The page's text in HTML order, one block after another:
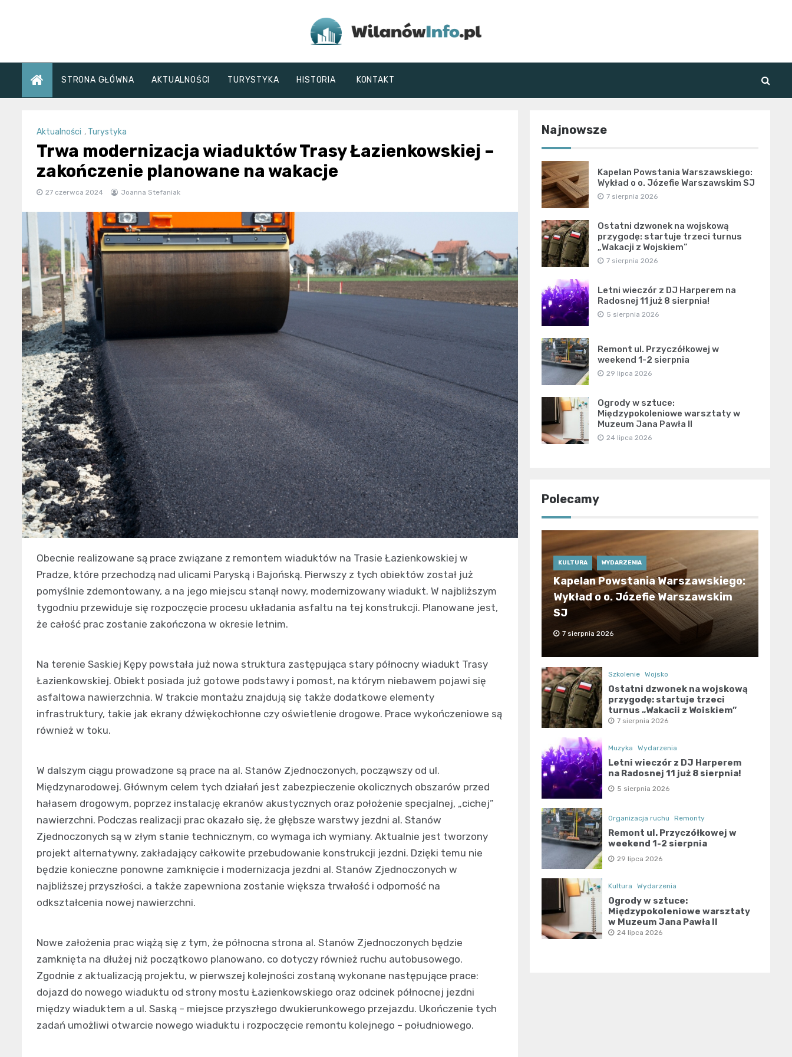
WilanówInfo.pl
STRONA GŁÓWNA AKTUALNOŚCI TURYSTYKA HISTORIA KONTAKT
Aktualności , Turystyka
Trwa modernizacja wiaduktów Trasy Łazienkowskiej –
zakończenie planowane na wakacje
27 czerwca 2024 Joanna Stefaniak
Obecnie realizowane są prace związane z remontem wiaduktów na Trasie Łazienkowskiej w
Pradze, które przechodzą nad ulicami Paryską i Bajońską. Pierwszy z tych obiektów został już
pomyślnie zdemontowany, a na jego miejscu stanął nowy, modernizowany wiadukt. W najbliższym
tygodniu przewiduje się rozpoczęcie procesu układania asfaltu na tej konstrukcji. Planowane jest,
że całość prac zostanie zakończona w okresie letnim.
Na terenie Saskiej Kępy powstała już nowa struktura zastępująca stary północny wiadukt Trasy
Łazienkowskiej. Obiekt posiada już gotowe podstawy i pomost, na którym niebawem pojawi się
asfaltowa nawierzchnia. W trakcie montażu znajdują się także dodatkowe elementy
infrastruktury, takie jak ekrany dźwiękochłonne czy oświetlenie drogowe. Prace wykończeniowe są
również w toku.
W dalszym ciągu prowadzone są prace na al. Stanów Zjednoczonych, począwszy od ul.
Międzynarodowej. Głównym celem tych działań jest zabezpieczenie okolicznych obszarów przed
hałasem drogowym, poprzez instalację ekranów akustycznych oraz położenie specjalnej, „cichej”
nawierzchni. Podczas realizacji prac okazało się, że głębsze warstwy jezdni al. Stanów
Zjednoczonych są w złym stanie technicznym, co wymaga ich wymiany. Aktualnie jest tworzony
projekt alternatywny, zakładający całkowite przebudowanie konstrukcji jezdni. Dzięki temu nie
będzie konieczne ponowne zamknięcie i modernizacja jezdni al. Stanów Zjednoczonych w
najbliższej przyszłości, a także zapewniona zostanie większa trwałość i odporność na
odkształcenia nowej nawierzchni.
Nowe założenia prac wiążą się z tym, że północna strona al. Stanów Zjednoczonych będzie
zamknięta na dłużej niż początkowo planowano, co dotyczy również ruchu autobusowego.
Zgodnie z aktualizacją projektu, w pierwszej kolejności zostaną wykonane następujące prace:
dojazd do nowego wiaduktu od strony mostu Łazienkowskiego oraz odcinek północnej jezdni
między wiaduktem a ul. Saską – miejsce przyszłego dwukierunkowego przejazdu. Ukończenie tych
zadań umożliwi otwarcie nowego wiaduktu i rozpoczęcie remontu kolejnego – południowego.
Najnowsze
Kapelan Powstania Warszawskiego:
Wykład o o. Józefie Warszawskim SJ
7 sierpnia 2026
Ostatni dzwonek na wojskową
przygodę: startuje trzeci turnus
„Wakacji z Wojskiem”
7 sierpnia 2026
Letni wieczór z DJ Harperem na
Radosnej 11 już 8 sierpnia!
5 sierpnia 2026
Remont ul. Przyczółkowej w
weekend 1-2 sierpnia
29 lipca 2026
Ogrody w sztuce:
Międzypokoleniowe warsztaty w
Muzeum Jana Pawła II
24 lipca 2026
Polecamy
KULTURA WYDARZENIA
Kapelan Powstania Warszawskiego:
Wykład o o. Józefie Warszawskim
SJ
7 sierpnia 2026
Szkolenie Wojsko
Ostatni dzwonek na wojskową
przygodę: startuje trzeci
turnus „Wakacji z Wojskiem”
7 sierpnia 2026
Muzyka Wydarzenia
Letni wieczór z DJ Harperem
na Radosnej 11 już 8 sierpnia!
5 sierpnia 2026
Organizacja ruchu Remonty
Remont ul. Przyczółkowej w
weekend 1-2 sierpnia
29 lipca 2026
Kultura Wydarzenia
Ogrody w sztuce:
Międzypokoleniowe warsztaty
w Muzeum Jana Pawła II
24 lipca 2026